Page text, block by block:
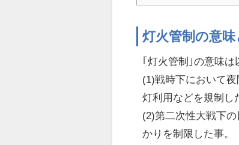
灯火管制の意味
｢灯火管制｣の意味
(1)戦時下において
灯利用などを規制し
(2)第二次性大戦下
かりを制限した事。